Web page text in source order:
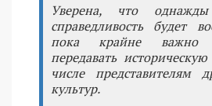
Уверена, что однажды
справедливость будет
пока крайне важно
передавать
числе представителям
культур.